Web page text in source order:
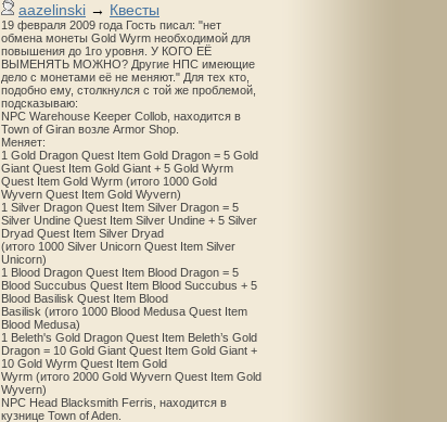
aazelinski → Квесты
19 февраля 2009 года Гость писал: "нет
обмена монеты Gold Wyrm необходимой для
повышения до 1го уровня. У КОГО ЕЁ
ВЫМЕНЯТЬ МОЖНО? Другие НПС имеющие
дело с монетами её не меняют." Для тех кто,
подобно ему, столкнулся с той же проблемой,
подсказываю:
NPC Warehouse Keeper Collob, находится в
Town of Giran возле Armor Shop.
Меняет:
1 Gold Dragon Quest Item Gold Dragon = 5 Gold
Giant Quest Item Gold Giant + 5 Gold Wyrm
Quest Item Gold Wyrm (итого 1000 Gold
Wyvern Quest Item Gold Wyvern)
1 Silver Dragon Quest Item Silver Dragon = 5
Silver Undine Quest Item Silver Undine + 5 Silver
Dryad Quest Item Silver Dryad
(итого 1000 Silver Unicorn Quest Item Silver
Unicorn)
1 Blood Dragon Quest Item Blood Dragon = 5
Blood Succubus Quest Item Blood Succubus + 5
Blood Basilisk Quest Item Blood
Basilisk (итого 1000 Blood Medusa Quest Item
Blood Medusa)
1 Beleth's Gold Dragon Quest Item Beleth’s Gold
Dragon = 10 Gold Giant Quest Item Gold Giant +
10 Gold Wyrm Quest Item Gold
Wyrm (итого 2000 Gold Wyvern Quest Item Gold
Wyvern)
NPC Head Blacksmith Ferris, находится в
кузнице Town of Aden.